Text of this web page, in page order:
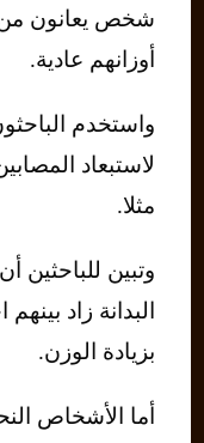
أوزانهم عادية.
واستخدم
لاستبعاد
مثلا.
وتبين للباحثين
البدانة زاد
بزيادة الوزن.
أما الأشخاص